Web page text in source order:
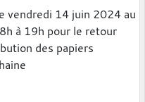
vendredi 14 juin 2024 au
à 19h pour le retour
des papiers